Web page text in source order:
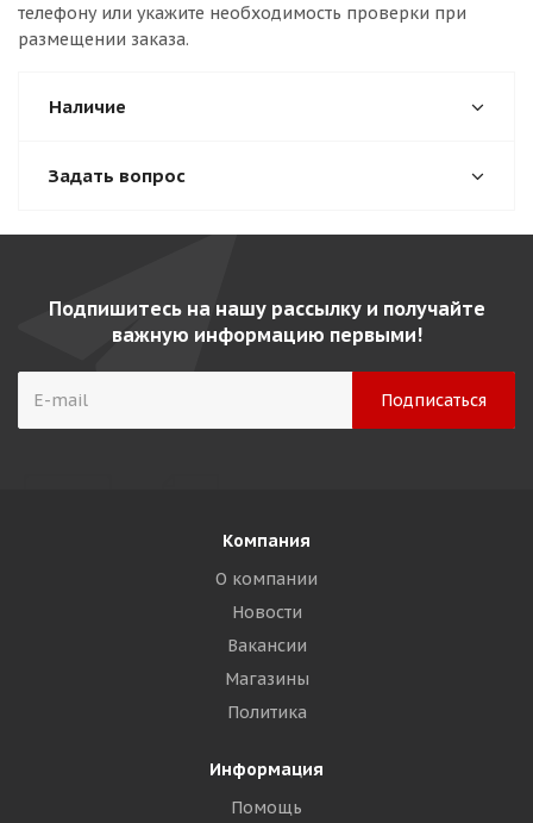
телефону или укажите необходимость проверки при
размещении заказа.
Наличие
Задать вопрос
Подпишитесь на нашу рассылку и получайте
важную информацию первыми!
Компания
О компании
Новости
Вакансии
Магазины
Политика
Информация
Помощь